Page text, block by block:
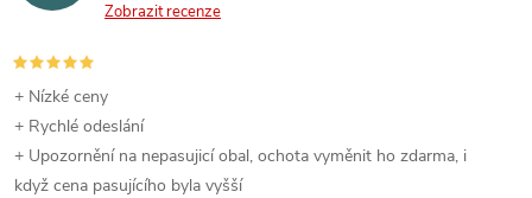
Zobrazit recenze
+ Nízké ceny
+ Rychlé odeslání
+ Upozornění na nepasujicí obal, ochota vyměnit ho zdarma, i
když cena pasujícího byla vyšší